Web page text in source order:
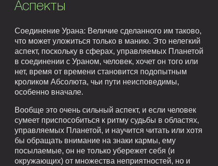
Аспекты
Соединение Урана: Величие сделанного им таково,
что может уложиться только в манию. Это нелегкий
аспект, поскольку в сферах, управляемых Планетой
в соединении с Ураном, человек, хочет он того или
нет, время от времени становится подопытным
кроликом Абсолюта, чьи пути неисповедимы,
особенно вначале.
Вообще это очень сильный аспект, и если человек
сумеет приспособиться к ритму судьбы в областях,
управляемых Планетой, и научится читать или хотя
бы обращать внимание на знаки кармы, ему
посылаемые, он не только убережет себя (и
окружающих) от множества неприятностей, но и